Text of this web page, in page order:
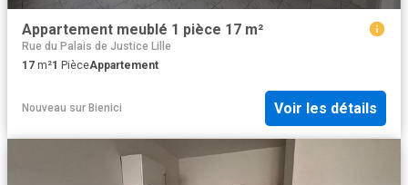
Appartement meublé 1 pièce 17 m²
Rue du Palais de Justice Lille
17 m²1 PièceAppartement
Nouveau sur Bienici Voir les détails